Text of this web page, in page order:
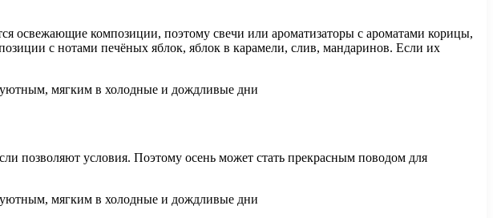
освежающие композиции, поэтому свечи или ароматизаторы с ароматами корицы,
с нотами печёных яблок, яблок в карамели, слив, мандаринов. Если их
позволяют условия. Поэтому осень может стать прекрасным поводом для